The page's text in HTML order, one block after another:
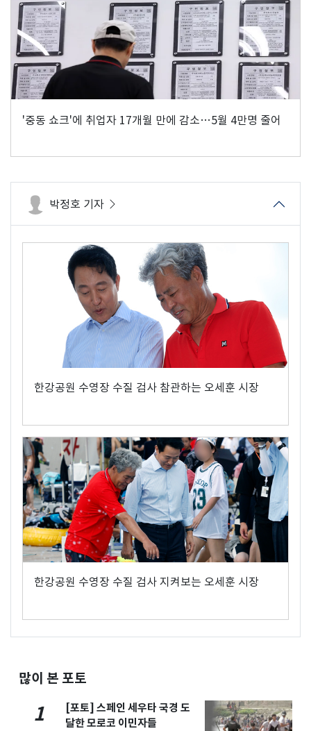
'중동 쇼크'에 취업자 17개월 만에 감소…5월 4만명 줄어
박정호 기자
한강공원 수영장 수질 검사 참관하는 오세훈 시장
한강공원 수영장 수질 검사 지켜보는 오세훈 시장
많이 본 포토
1
[포토] 스페인 세우타 국경 도
달한 모로코 이민자들